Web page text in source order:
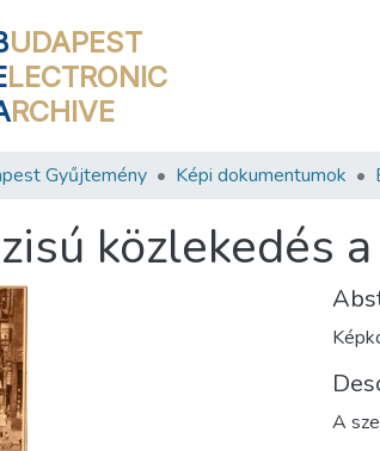
UDAPEST
LECTRONIC
RCHIVE
Gyűjtemény Képi dokumentumok
közlekedés
A